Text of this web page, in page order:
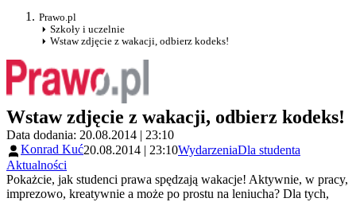
Prawo.pl
Szkoły i uczelnie
Wstaw zdjęcie z wakacji, odbierz kodeks!
Wstaw zdjęcie z wakacji, odbierz kodeks!
Data dodania: 20.08.2014 | 23:10
Konrad Kuć20.08.2014 | 23:10WydarzeniaDla studenta
Aktualności
Pokażcie, jak studenci prawa spędzają wakacje! Aktywnie, w pracy,
imprezowo, kreatywnie a może po prostu na leniucha? Dla tych,